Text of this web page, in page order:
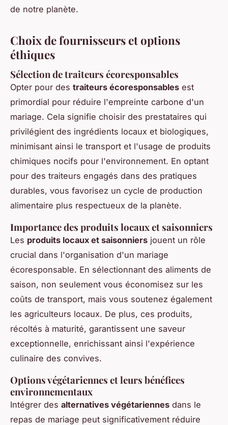
de notre planète.
Choix de fournisseurs et options
éthiques
Sélection de traiteurs écoresponsables
Opter pour des traiteurs écoresponsables est
primordial pour réduire l'empreinte carbone d'un
mariage. Cela signifie choisir des prestataires qui
privilégient des ingrédients locaux et biologiques,
minimisant ainsi le transport et l'usage de produits
chimiques nocifs pour l'environnement. En optant
pour des traiteurs engagés dans des pratiques
durables, vous favorisez un cycle de production
alimentaire plus respectueux de la planète.
Importance des produits locaux et saisonniers
Les produits locaux et saisonniers jouent un rôle
crucial dans l'organisation d'un mariage
écoresponsable. En sélectionnant des aliments de
saison, non seulement vous économisez sur les
coûts de transport, mais vous soutenez également
les agriculteurs locaux. De plus, ces produits,
récoltés à maturité, garantissent une saveur
exceptionnelle, enrichissant ainsi l'expérience
culinaire des convives.
Options végétariennes et leurs bénéfices
environnementaux
Intégrer des alternatives végétariennes dans le
repas de mariage peut significativement réduire